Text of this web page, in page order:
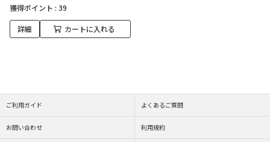
獲得ポイント : 39
詳細 カートに入れる
ご利用ガイド よくあるご質問
お問い合わせ 利用規約